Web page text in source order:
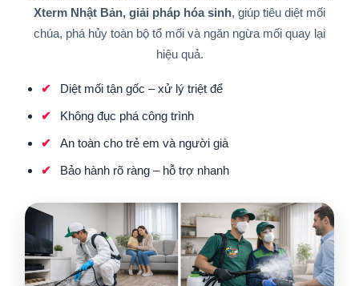
Xterm Nhật Bản, giải pháp hóa sinh, giúp tiêu diệt mối
chúa, phá hủy toàn bộ tổ mối và ngăn ngừa mối quay lại
hiệu quả.
Diệt mối tận gốc – xử lý triệt để
Không đục phá công trình
An toàn cho trẻ em và người già
Bảo hành rõ ràng – hỗ trợ nhanh